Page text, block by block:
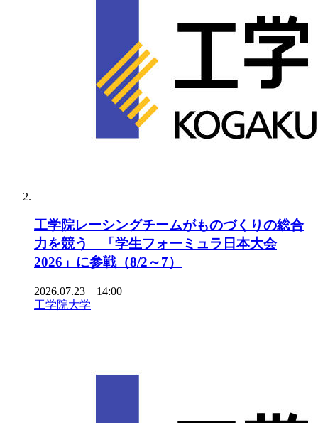
工学院レーシングチームがものづくりの総合
力を競う 「学生フォーミュラ日本大会
2026」に参戦（8/2～7）
2026.07.23 14:00
工学院大学